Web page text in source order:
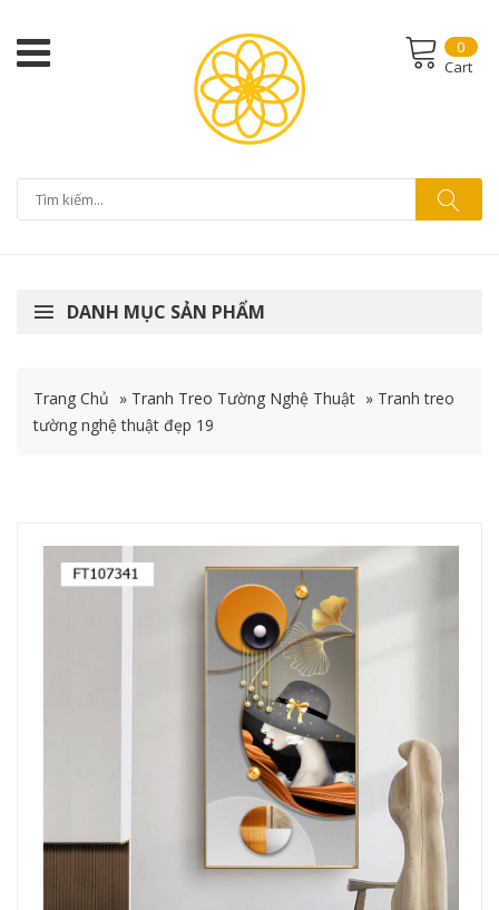
0
Cart
DANH MỤC SẢN PHẨM
Trang Chủ » Tranh Treo Tường Nghệ Thuật » Tranh treo
tường nghệ thuật đẹp 19